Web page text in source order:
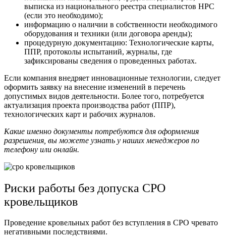
выписка из национального реестра специалистов НРС
(если это необходимо);
информацию о наличии в собственности необходимого
оборудования и техники (или договора аренды);
процедурную документацию: Технологические карты,
ППР, протоколы испытаний, журналы, где
зафиксированы сведения о проведенных работах.
Если компания внедряет инновационные технологии, следует
оформить заявку на внесение изменений в перечень
допустимых видов деятельности. Более того, потребуется
актуализация проекта производства работ (ППР),
технологических карт и рабочих журналов.
Какие именно документы потребуются для оформления
разрешения, вы можете узнать у наших менеджеров по
телефону или онлайн.
Риски работы без допуска СРО
кровельщиков
Проведение кровельных работ без вступления в СРО чревато
негативными последствиями.